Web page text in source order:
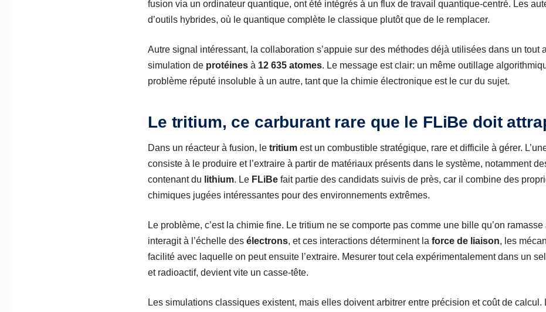
fusion via un ordinateur quantique, ont été intégrés à un flux de travail quantique-centré. Les
d’outils hybrides, où le quantique complète le classique plutôt que de le remplacer.
Autre signal intéressant, la collaboration s’appuie sur des méthodes déjà utilisées dans un tout
simulation de protéines à 12 635 atomes. Le message est clair: un même outillage
problème réputé insoluble à un autre, tant que la chimie électronique est le cur du sujet.
Le tritium, ce carburant rare que le FLiBe doit
Dans un réacteur à fusion, le tritium est un combustible stratégique, rare et difficile à gérer.
consiste à le produire et l’extraire à partir de matériaux présents dans le système, notamment
contenant du lithium. Le FLiBe fait partie des candidats suivis de près, car il combine des
chimiques jugées intéressantes pour des environnements extrêmes.
Le problème, c’est la chimie fine. Le tritium ne se comporte pas comme une bille qu’on ramasse
interagit à l’échelle des électrons, et ces interactions déterminent la force de liaison, les
facilité avec laquelle on peut ensuite l’extraire. Mesurer tout cela expérimentalement dans un
et radioactif, devient vite un casse-tête.
Les simulations classiques existent, mais elles doivent arbitrer entre précision et coût de calcul.